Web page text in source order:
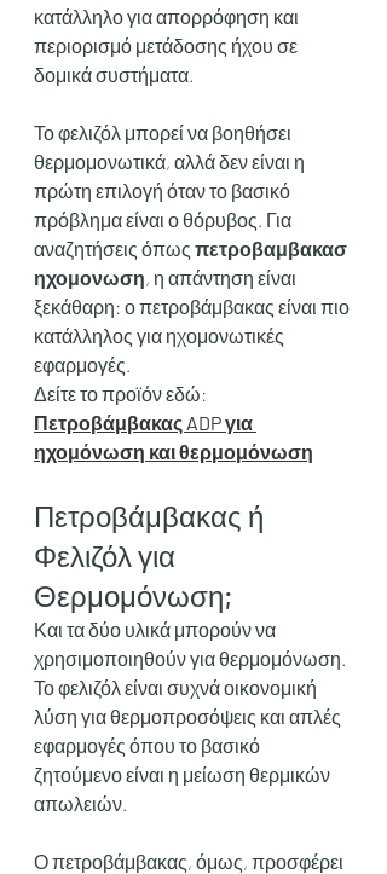
κατάλληλο για απορρόφηση και
περιορισμό μετάδοσης ήχου σε
δομικά συστήματα.
Το φελιζόλ μπορεί να βοηθήσει
θερμομονωτικά, αλλά δεν είναι η
πρώτη επιλογή όταν το βασικό
πρόβλημα είναι ο θόρυβος. Για
αναζητήσεις όπως πετροβαμβακασ
ηχομονωση, η απάντηση είναι
ξεκάθαρη: ο πετροβάμβακας είναι πιο
κατάλληλος για ηχομονωτικές
εφαρμογές.
Δείτε το προϊόν εδώ:
Πετροβάμβακας ADP για
ηχομόνωση και θερμομόνωση
Πετροβάμβακας ή
Φελιζόλ για
Θερμομόνωση;
Και τα δύο υλικά μπορούν να
χρησιμοποιηθούν για θερμομόνωση.
Το φελιζόλ είναι συχνά οικονομική
λύση για θερμοπροσόψεις και απλές
εφαρμογές όπου το βασικό
ζητούμενο είναι η μείωση θερμικών
απωλειών.
Ο πετροβάμβακας, όμως, προσφέρει